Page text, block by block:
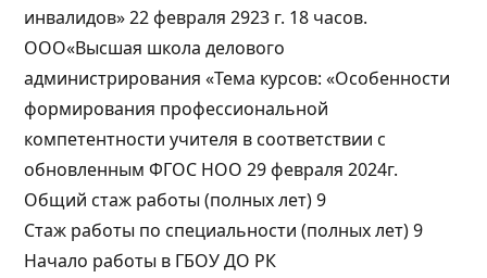
инвалидов» 22 февраля 2923 г. 18 часов.
ООО«Высшая школа делового
администрирования «Тема курсов: «Особенности
формирования профессиональной
компетентности учителя в соответствии с
обновленным ФГОС НОО 29 февраля 2024г.
Общий стаж работы (полных лет) 9
Стаж работы по специальности (полных лет) 9
Начало работы в ГБОУ ДО РК